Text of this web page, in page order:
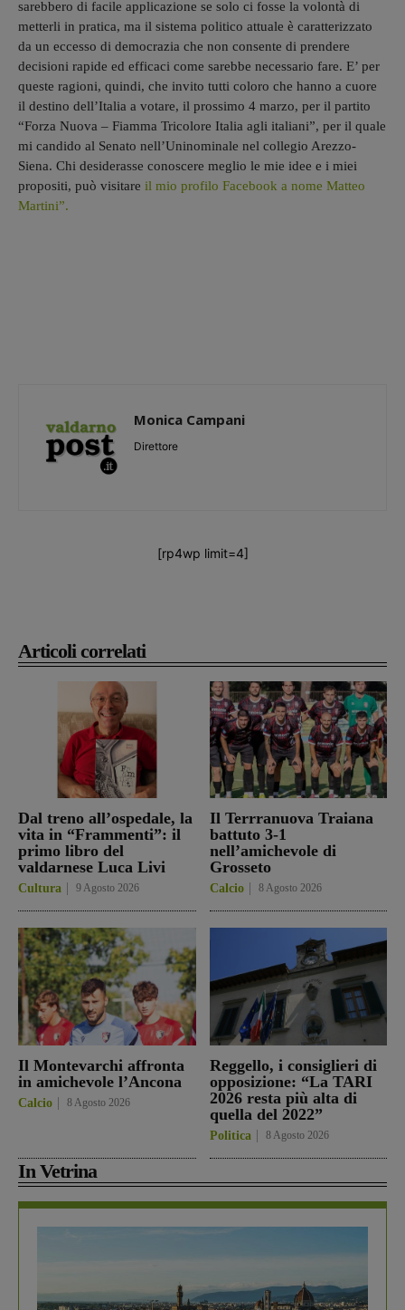
Articoli correlati
Dal treno all’ospedale, la
vita in “Frammenti”: il
primo libro del
valdarnese Luca Livi
Cultura 9 Agosto 2026
Il Terrranuova Traiana
battuto 3-1
nell’amichevole di
Grosseto
Calcio 8 Agosto 2026
Il Montevarchi affronta
in amichevole l’Ancona
Calcio 8 Agosto 2026
Reggello, i consiglieri di
opposizione: “La TARI
2026 resta più alta di
quella del 2022”
Politica 8 Agosto 2026
In Vetrina
sarebbero di facile applicazione se solo ci fosse la volontà di
metterli in pratica, ma il sistema politico attuale è caratterizzato
da un eccesso di democrazia che non consente di prendere
decisioni rapide ed efficaci come sarebbe necessario fare. E’ per
queste ragioni, quindi, che invito tutti coloro che hanno a cuore
il destino dell’Italia a votare, il prossimo 4 marzo, per il partito
“Forza Nuova – Fiamma Tricolore Italia agli italiani”, per il quale
mi candido al Senato nell’Uninominale nel collegio Arezzo-
Siena. Chi desiderasse conoscere meglio le mie idee e i miei
propositi, può visitare il mio profilo Facebook a nome Matteo
Martini”.
Monica Campani
Direttore
[rp4wp limit=4]